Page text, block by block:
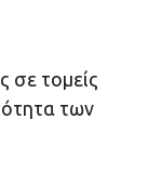
σε τομείς
των